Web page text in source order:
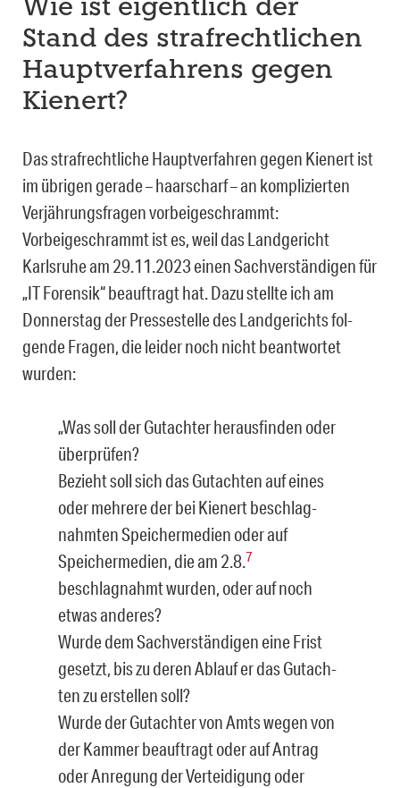
Wie ist eigentlich der
Stand des strafrechtlichen
Hauptverfahrens gegen
Kienert?
Das strafrechtliche Hauptverfahren gegen Kienert ist
im übrigen gerade – haarscharf – an komplizierten
Verjährungsfragen vorbeigeschrammt:
Vorbeigeschrammt ist es, weil das Landgericht
Karlsruhe am 29.11.2023 einen Sachverständigen für
„IT Forensik“ beauftragt hat. Dazu stellte ich am
Donnerstag der Pressestelle des Landgerichts fol­
gende Fragen, die leider noch nicht beantwortet
wurden:
„Was soll der Gutachter herausfinden oder
überprüfen?
Bezieht soll sich das Gutachten auf eines
oder mehrere der bei Kienert beschlag­
nahmten Speichermedien oder auf
Speichermedien, die am 2.8.7
beschlagnahmt wurden, oder auf noch
etwas anderes?
Wurde dem Sachverständigen eine Frist
gesetzt, bis zu deren Ablauf er das Gutach­
ten zu erstellen soll?
Wurde der Gutachter von Amts wegen von
der Kammer beauftragt oder auf Antrag
oder Anregung der Verteidigung oder